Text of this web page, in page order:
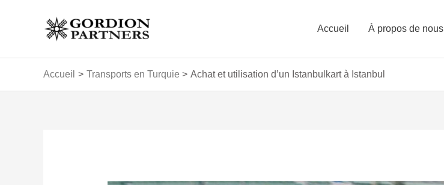
Accueil À propos de nous
Accueil Transports en Turquie Achat et utilisation d’un Istanbulkart à Istanbul